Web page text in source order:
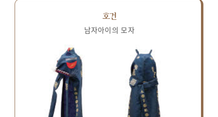
호건
남자아이의 모자